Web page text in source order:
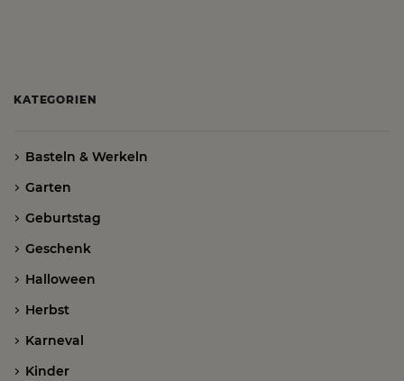
KATEGORIEN
Basteln & Werkeln
Garten
Geburtstag
Geschenk
Halloween
Herbst
Karneval
Kinder